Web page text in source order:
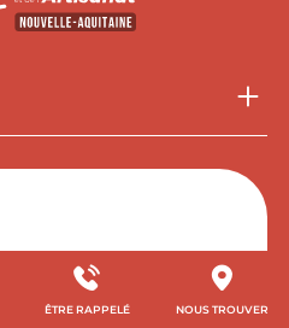
ÊTRE RAPPELÉ NOUS TROUVER